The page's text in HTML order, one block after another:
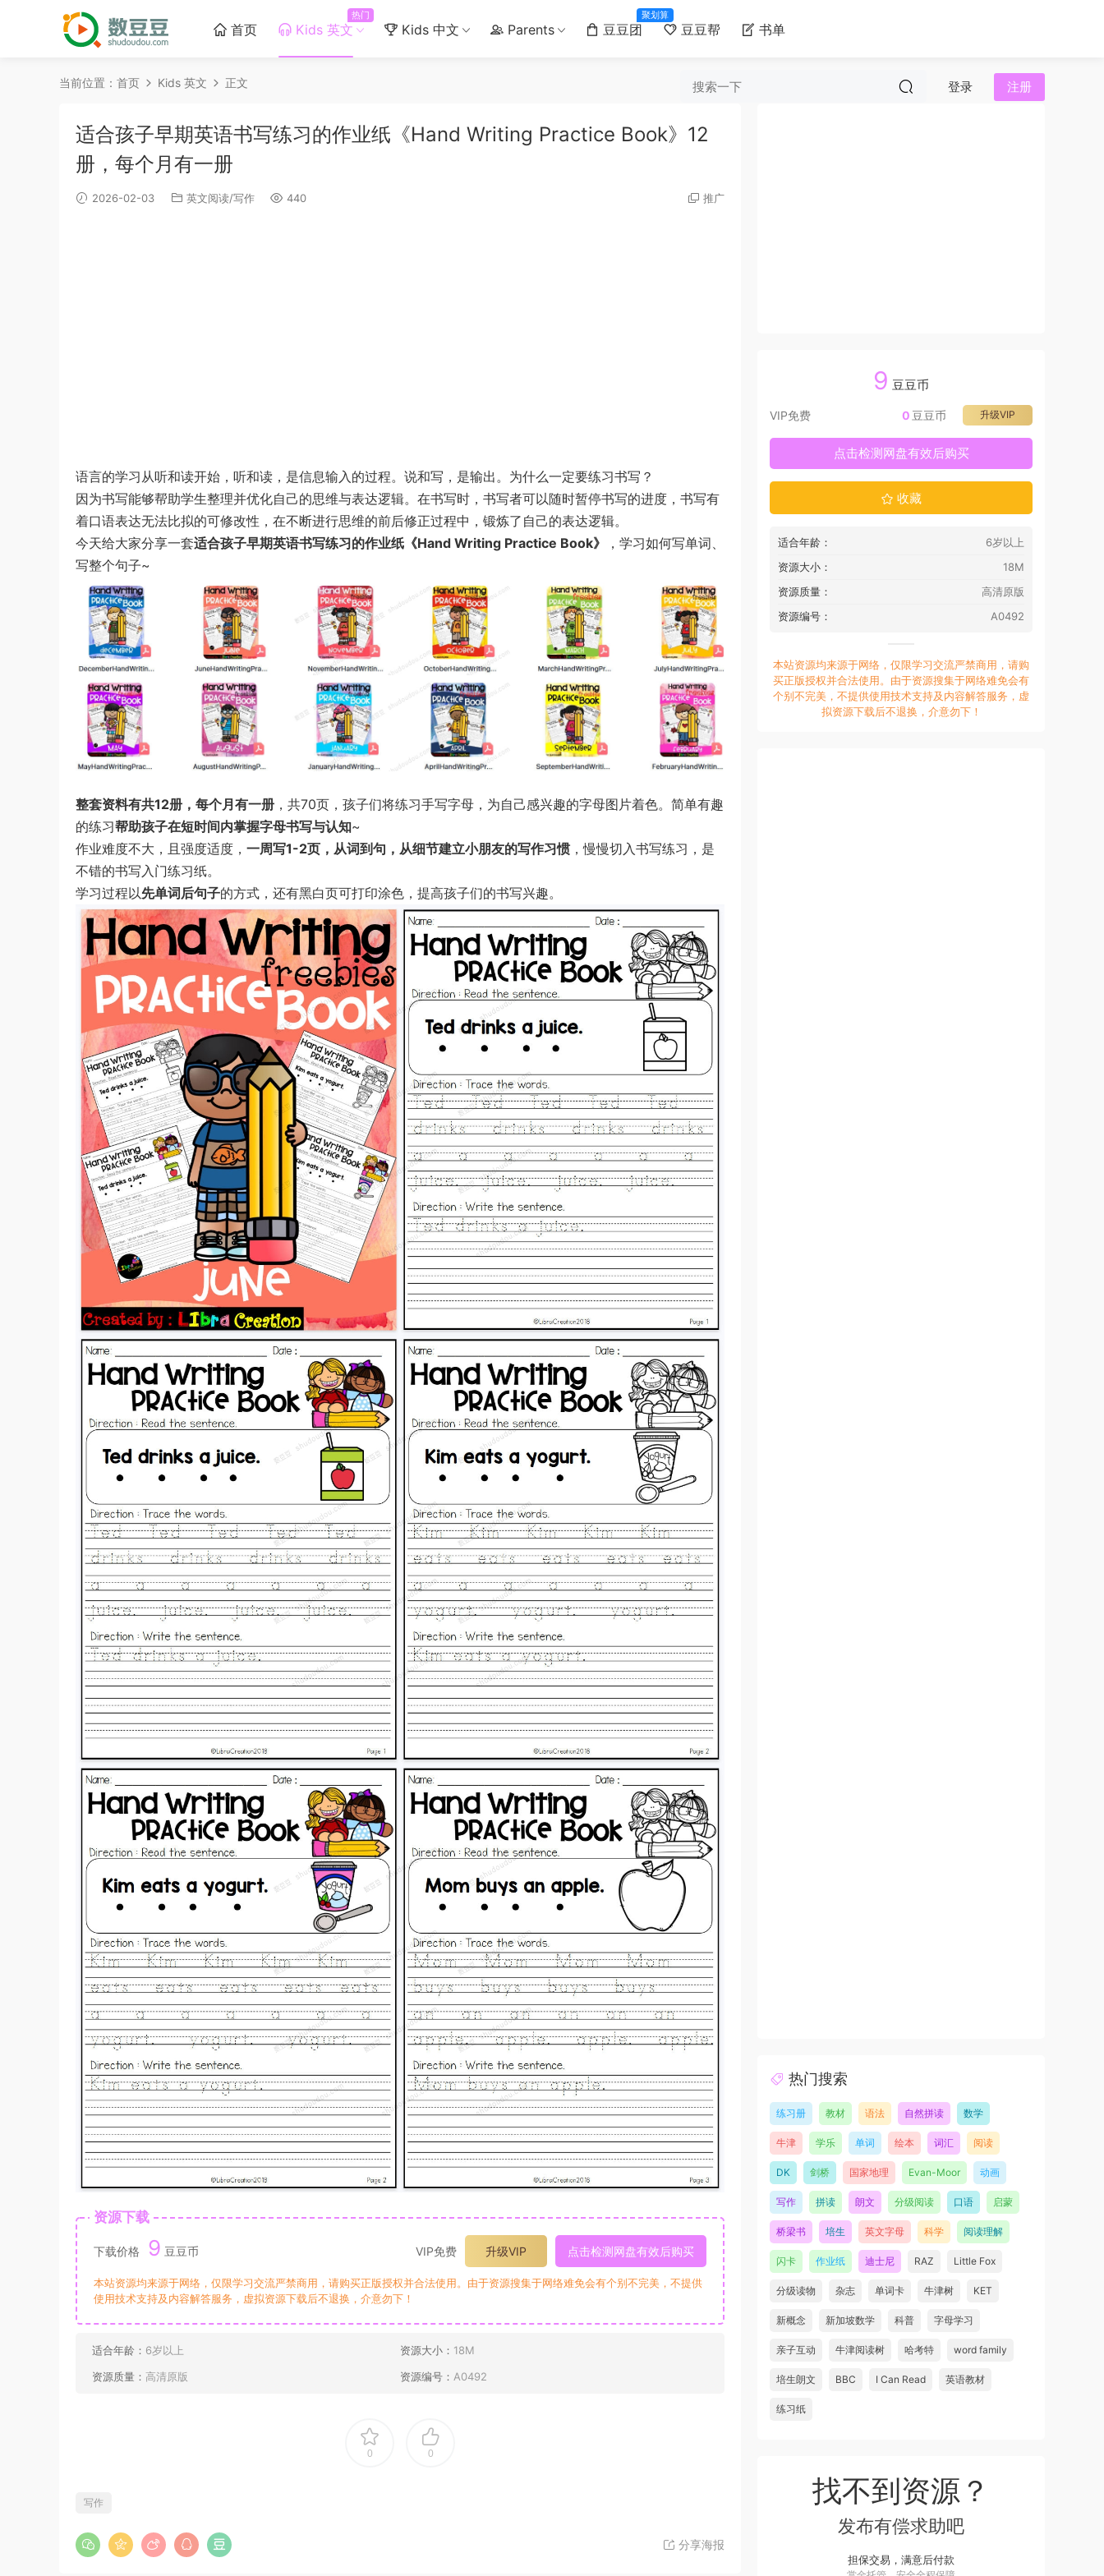
首页 Kids 英文
热门
Kids 中文 Parents 豆豆团
聚划算
豆豆帮 书单
登录 注册
当前位置： 首页 Kids 英文 正文
适合孩子早期英语书写练习的作业纸《Hand Writing Practice Book》12
册，每个月有一册
2026-02-03 英文阅读/写作 440 推广
语言的学习从听和读开始，听和读，是信息输入的过程。说和写，是输出。为什么一定要练习书写？
因为书写能够帮助学生整理并优化自己的思维与表达逻辑。在书写时，书写者可以随时暂停书写的进度，书写有
着口语表达无法比拟的可修改性，在不断进行思维的前后修正过程中，锻炼了自己的表达逻辑。
今天给大家分享一套适合孩子早期英语书写练习的作业纸《Hand Writing Practice Book》
，学习如何写单词、
写整个句子~
整套资料有共12册，每个月有一册 ，共70页，孩子们将练习手写字母，为自己感兴趣的字母图片着色。简单有趣
的练习帮助孩子在短时间内掌握字母书写与认知~
作业难度不大，且强度适度， 一周写1-2页， 从词到句，从细节建立小朋友的写作习惯 ，慢慢切入书写练习，是
不错的书写入门练习纸。
学习过程以先单词后句子的方式，还有黑白页可打印涂色，提高孩子们的书写兴趣。
资源下载
下载价格 9 豆豆币 VIP免费 升级VIP 点击检测网盘有效后购买
本站资源均来源于网络，仅限学习交流严禁商用，请购买正版授权并合法使用。由于资源搜集于网络难免会有个别不完美，不提供
使用技术支持及内容解答服务，虚拟资源下载后不退换，介意勿下！
适合年龄： 6岁以上 资源大小： 18M
资源质量： 高清原版 资源编号： A0492
0 0
写作
分享海报
9 豆豆币
VIP免费 升级VIP
0 豆豆币
点击检测网盘有效后购买
收藏
适合年龄：
6岁以上
资源大小：
18M
资源质量：
高清原版
资源编号：
A0492
本站资源均来源于网络，仅限学习交流严禁商用，请购
买正版授权并合法使用。由于资源搜集于网络难免会有
个别不完美，不提供使用技术支持及内容解答服务，虚
拟资源下载后不退换，介意勿下！
热门搜索
练习册 教材 语法 自然拼读 数学
牛津 学乐 单词 绘本 词汇 阅读
DK 剑桥 国家地理 Evan-Moor 动画
写作 拼读 朗文 分级阅读 口语 启蒙
桥梁书 培生 英文字母 科学 阅读理解
闪卡 作业纸 迪士尼 RAZ Little Fox
分级读物 杂志 单词卡 牛津树 KET
新概念 新加坡数学 科普 字母学习
亲子互动 牛津阅读树 哈考特 word family
培生朗文 BBC I Can Read 英语教材
练习纸
找不到资源？
发布有偿求助吧
担保交易，满意后付款